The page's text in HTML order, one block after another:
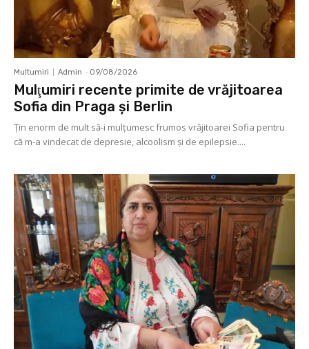
Multumiri Admin - 09/08/2026
Mulţumiri recente primite de vrăjitoarea
Sofia din Praga și Berlin
Ţin enorm de mult să-i mulţumesc frumos vrăjitoarei Sofia pentru
că m-a vindecat de depresie, alcoolism şi de epilepsie....